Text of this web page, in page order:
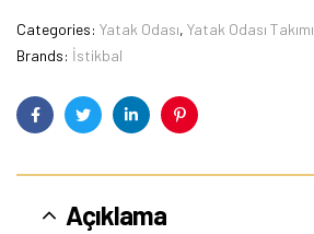
Categories: Yatak Odası, Yatak Odası Takımı
Brands: İstikbal
FacebookTwitterLinkedinPinterest
Açıklama